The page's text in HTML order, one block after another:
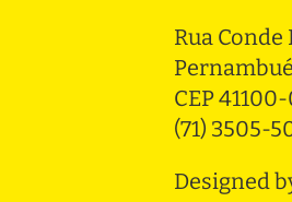
Rua
CEP
(71) 3505-
Designed